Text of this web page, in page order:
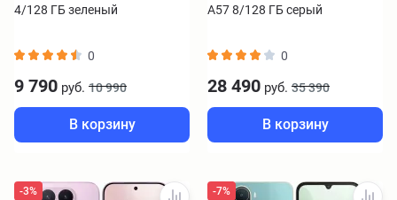
4/128 ГБ зеленый
0
9 790 руб. 10 990
В корзину
A57 8/128 ГБ серый
0
28 490 руб. 35 390
В корзину
-3% -7%